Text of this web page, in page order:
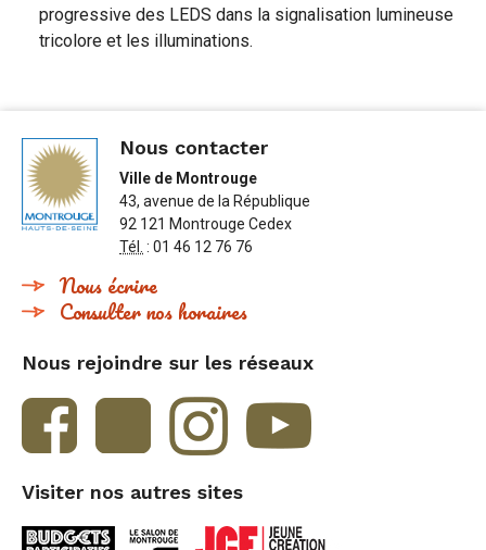
progressive des LEDS dans la signalisation lumineuse
tricolore et les illuminations.
Nous contacter
Ville de Montrouge
43, avenue de la République
92 121 Montrouge Cedex
Tél.
: 01 46 12 76 76
Nous écrire
Consulter nos horaires
Nous rejoindre sur les réseaux
Visiter nos autres sites